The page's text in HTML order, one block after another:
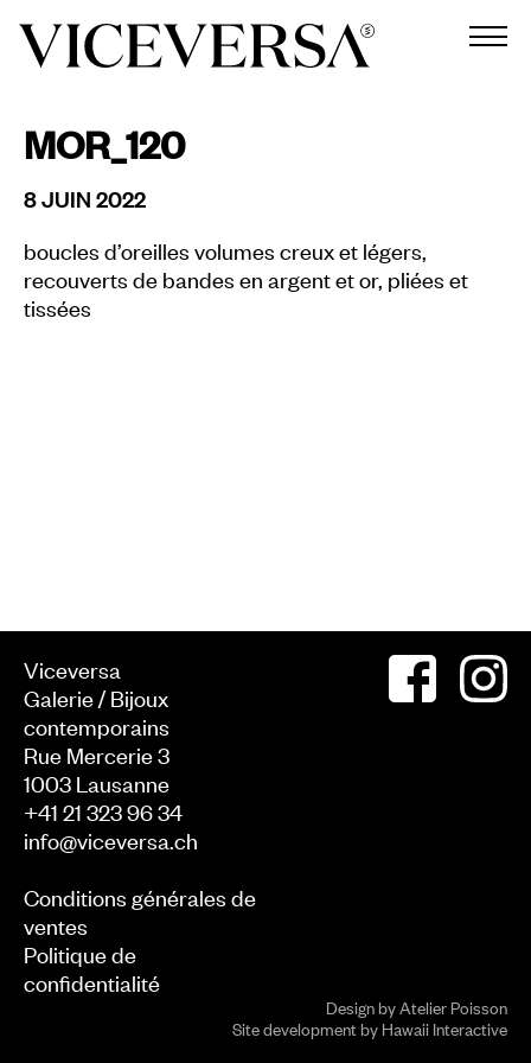
MOR_120
8 JUIN 2022
boucles d’oreilles volumes creux et légers,
recouverts de bandes en argent et or, pliées et
tissées
Viceversa
Galerie / Bijoux
contemporains
Rue Mercerie 3
1003 Lausanne
+41 21 323 96 34
info@viceversa.ch
Conditions générales de
ventes
Politique de
confidentialité
Design byAtelier Poisson
Site development byHawaii Interactive